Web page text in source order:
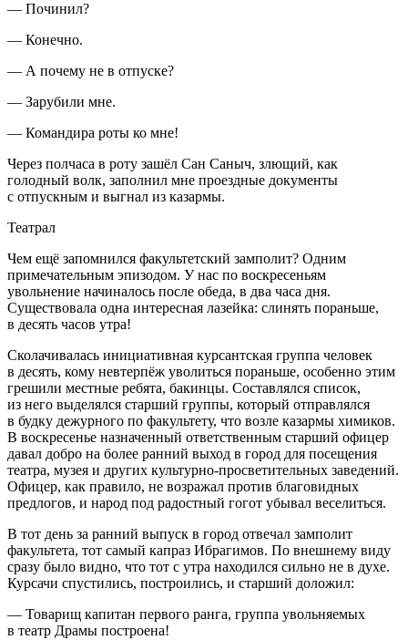
— Починил?
— Конечно.
— А почему не в отпуске?
— Зарубили мне.
— Командира роты ко мне!
Через полчаса в роту зашёл Сан Саныч, злющий, как
голодный волк, заполнил мне проездные документы
с отпускным и выгнал из казармы.
Театрал
Чем ещё запомнился факультетский замполит? Одним
примечательным эпизодом. У нас по воскресеньям
увольнение начиналось после обеда, в два часа дня.
Существовала одна интересная лазейка: слинять пораньше,
в десять часов утра!
Сколачивалась инициативная курсантская группа человек
в десять, кому невтерпёж уволиться пораньше, особенно этим
грешили местные ребята, бакинцы. Составлялся список,
из него выделялся старший группы, который отправлялся
в будку дежурного по факультету, что возле казармы химиков.
В воскресенье назначенный ответственным старший офицер
давал добро на более ранний выход в город для посещения
театра, музея и других культурно-просветительных заведений.
Офицер, как правило, не возражал против благовидных
предлогов, и народ под радостный гогот убывал веселиться.
В тот день за ранний выпуск в город отвечал замполит
факультета, тот самый капраз Ибрагимов. По внешнему виду
сразу было видно, что тот с утра находился сильно не в духе.
Курсачи спустились, построились, и старший доложил:
— Товарищ капитан первого ранга, группа увольняемых
в театр Драмы построена!